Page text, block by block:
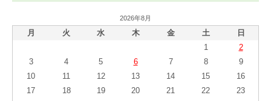
2026年8月
月 火 水 木 金 土 日
1
2
3
4 5 6 7 8
9
10
11 12 13 14 15
16
17
18 19 20 21 22
23